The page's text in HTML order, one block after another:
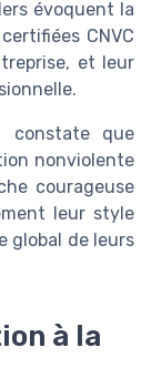
évoquent la
CNVC
et leur
constate que
nonviolente
courageuse
leur style
global de leurs
à la